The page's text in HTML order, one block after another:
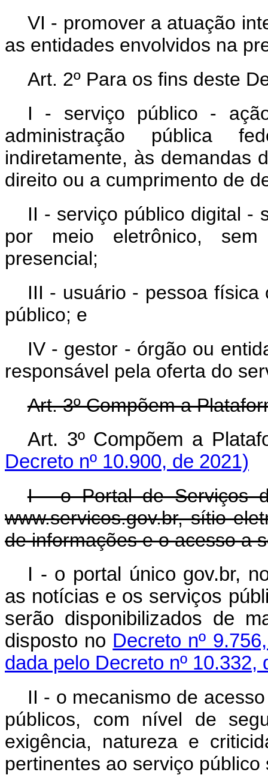
VI - promover a atuação
as entidades envolvidos na
Art. 2º Para os fins deste
I - serviço público -
administração pública
indiretamente, às demandas
direito ou a cumprimento de
II - serviço público digital -
por meio eletrônico,
presencial;
III - usuário - pessoa
público; e
IV - gestor - órgão ou
responsável pela oferta do
Art. 3º Compõem a
Art. 3º Compõem a
Decreto nº 10.900, de 2021)
I - o Portal de Serviços
www.servicos.gov.br, sítio
de informações e o acesso a
I - o portal único gov.br,
as notícias e os serviços
serão disponibilizados de
disposto no Decreto nº
dada pelo Decreto nº 10.332,
II - o mecanismo de
públicos, com nível de
exigência, natureza e
pertinentes ao serviço público